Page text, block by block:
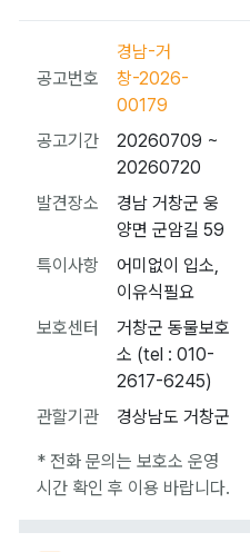
공고번호
경남-거
창-2026-
00179
공고기간
20260709 ~
20260720
발견장소
경남 거창군 웅
양면 군암길 59
특이사항
어미없이 입소,
이유식필요
보호센터
거창군 동물보호
소 (tel : 010-
2617-6245)
관할기관
경상남도 거창군
* 전화 문의는 보호소 운영
시간 확인 후 이용 바랍니다.